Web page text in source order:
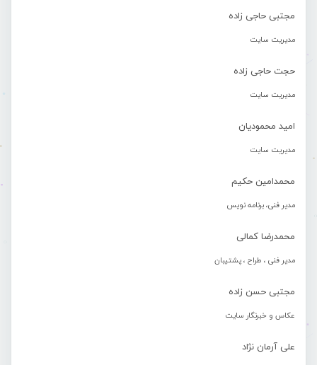
مجتبی حاجی زاده
مدیریت سایت
حجت حاجی زاده
مدیریت سایت
امید محمودیان
مدیریت سایت
محمدامین حکیم
مدیر فنی، برنامه نویس
محمدرضا کمالی
مدیر فنی ، طراح ، پشتیبان
مجتبی حسن زاده
عکاس و خبرنگار سایت
علی آرمان نژاد